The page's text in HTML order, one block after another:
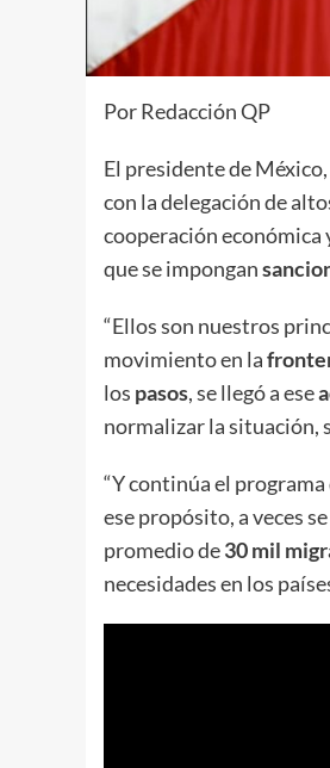
Por Redacción QP
El presidente de México,
con la delegación de
cooperación económica
que se impongan
“Ellos son nuestros
movimiento en la
los pasos, se llegó a ese
normalizar la situación,
“Y continúa el programa
ese propósito, a veces
promedio de30 mil
necesidades en los